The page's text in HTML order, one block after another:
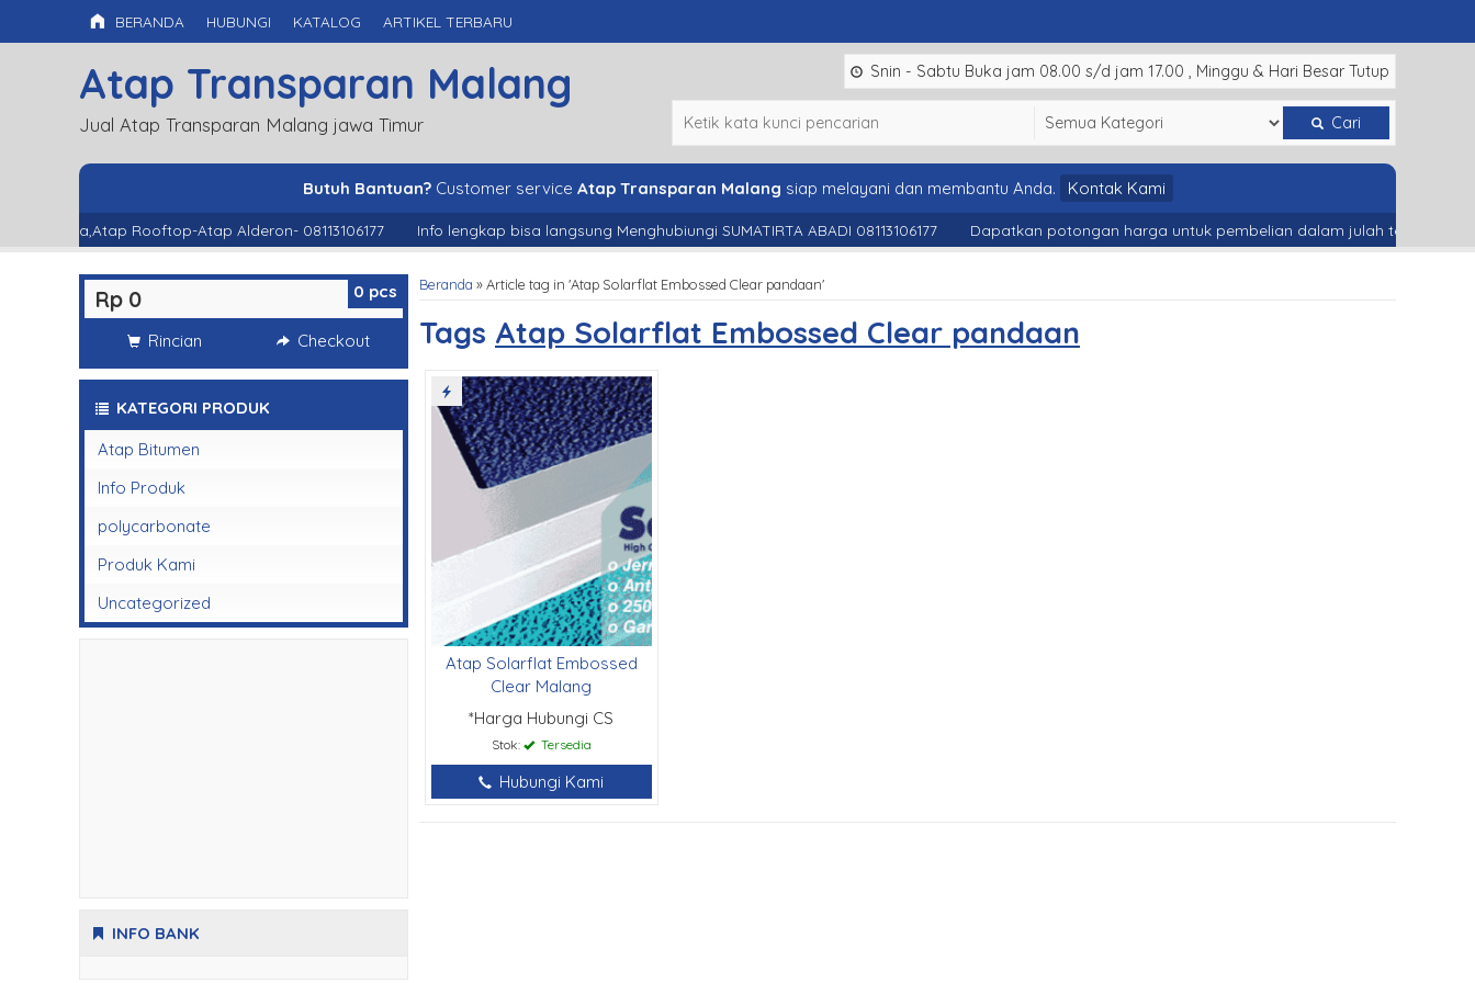
BERANDA HUBUNGI KATALOG ARTIKEL TERBARU
Atap Transparan Malang
Jual Atap Transparan Malang jawa Timur
Snin - Sabtu Buka jam 08.00 s/d jam 17.00 , Minggu & Hari Besar Tutup
Cari
Butuh Bantuan?Customer service Atap Transparan Malang siap melayani dan membantu Anda. Kontak Kami
Rooftop-Atap Alderon- 08113106177 Info lengkap bisa langsung Menghubiungi SUMATIRTA ABADI 08113106177 Dapatkan potongan harga untuk pembelian dalam julah tertentu
Beranda »Article tag in 'Atap Solarflat Embossed Clear pandaan'
Tags Atap Solarflat Embossed Clear pandaan
Atap Solarflat Embossed
Clear Malang
*Harga Hubungi CS
Stok: Tersedia
Hubungi Kami
0 pcs
Rp 0
Rincian Checkout
KATEGORI PRODUK
Atap Bitumen
Info Produk
polycarbonate
Produk Kami
Uncategorized
INFO BANK